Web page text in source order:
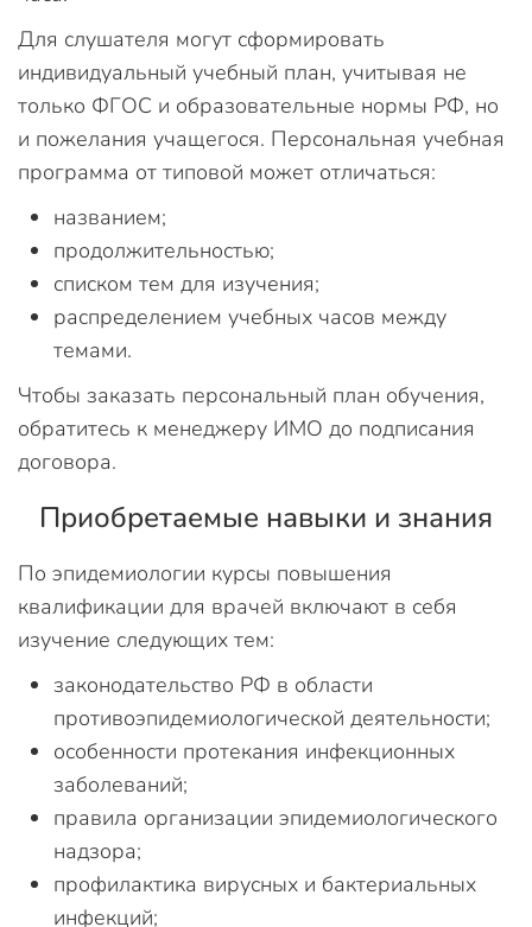
Для слушателя могут сформировать
индивидуальный учебный план, учитывая не
только ФГОС и образовательные нормы РФ, но
и пожелания учащегося. Персональная учебная
программа от типовой может отличаться:
названием;
продолжительностью;
списком тем для изучения;
распределением учебных часов между
темами.
Чтобы заказать персональный план обучения,
обратитесь к менеджеру ИМО до подписания
договора.
Приобретаемые навыки и знания
По эпидемиологии курсы повышения
квалификации для врачей включают в себя
изучение следующих тем:
законодательство РФ в области
противоэпидемиологической деятельности;
особенности протекания инфекционных
заболеваний;
правила организации эпидемиологического
надзора;
профилактика вирусных и бактериальных
инфекций;